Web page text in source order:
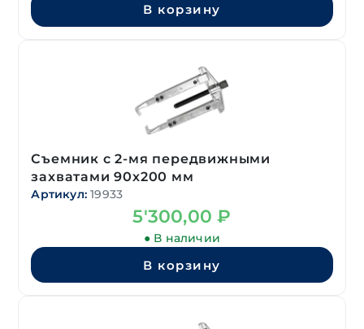
В корзину
Съемник с 2-мя передвижными
захватами 90х200 мм
Артикул: 19933
5'300,00₽
● В наличии
В корзину